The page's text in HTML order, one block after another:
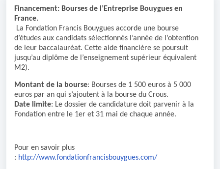
Financement: Bourses de l’Entreprise Bouygues en
France.
La Fondation Francis Bouygues accorde une bourse
d’études aux candidats sélectionnés l’année de l’obtention
de leur baccalauréat. Cette aide financière se poursuit
jusqu’au diplôme de l’enseignement supérieur équivalent
M2).
Montant de la bourse: Bourses de 1 500 euros à 5 000
euros par an qui s’ajoutent à la bourse du Crous.
Date limite: Le dossier de candidature doit parvenir à la
Fondation entre le 1er et 31 mai de chaque année.
Pour en savoir plus
: http://www.fondationfrancisbouygues.com/